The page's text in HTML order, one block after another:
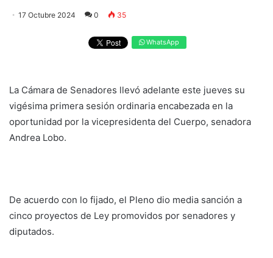
17 Octubre 2024 0 35
WhatsApp
La Cámara de Senadores llevó adelante este jueves su
vigésima primera sesión ordinaria encabezada en la
oportunidad por la vicepresidenta del Cuerpo, senadora
Andrea Lobo.
De acuerdo con lo fijado, el Pleno dio media sanción a
cinco proyectos de Ley promovidos por senadores y
diputados.